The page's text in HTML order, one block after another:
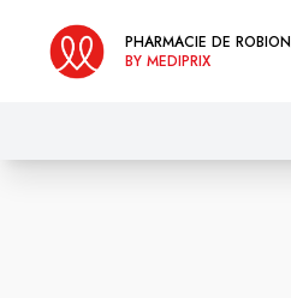
PHARMACIE DE ROBION
BY MEDIPRIX